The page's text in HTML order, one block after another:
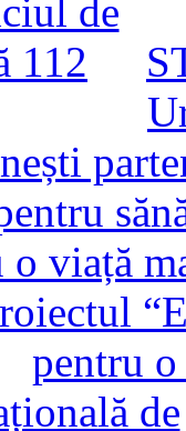
pentru